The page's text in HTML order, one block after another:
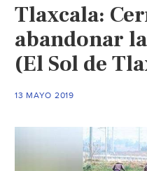
Tlaxcala:
abandonar
(El Sol de
13 MAYO 2019